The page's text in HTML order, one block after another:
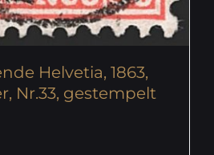
Helvetia, 1863,
Nr.33, gestempelt